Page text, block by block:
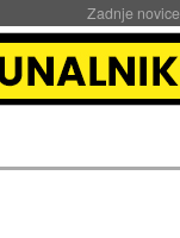
Zadnje novice